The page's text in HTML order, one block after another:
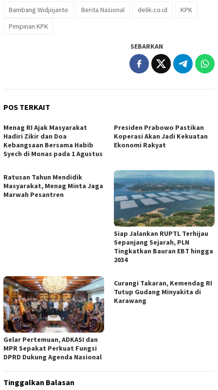
Bambang Widjojanto Berita Nasional delik.co.id
KPK
Pimpinan KPK
SEBARKAN
POS TERKAIT
Menag RI Ajak Masyarakat
Hadiri Zikir dan Doa
Kebangsaan Bersama Habib
Syech di Monas pada 1 Agustus
Presiden Prabowo Pastikan
Koperasi Akan Jadi Kekuatan
Ekonomi Rakyat
Ratusan Tahun Mendidik
Masyarakat, Menag Minta Jaga
Marwah Pesantren
Siap Jalankan RUPTL Terhijau
Sepanjang Sejarah, PLN
Tingkatkan Bauran EBT hingga
2034
Gelar Pertemuan, ADKASI dan
MPR Sepakat Perkuat Fungsi
DPRD Dukung Agenda Nasional
Curangi Takaran, Kemendag RI
Tutup Gudang Minyakita di
Karawang
Tinggalkan Balasan